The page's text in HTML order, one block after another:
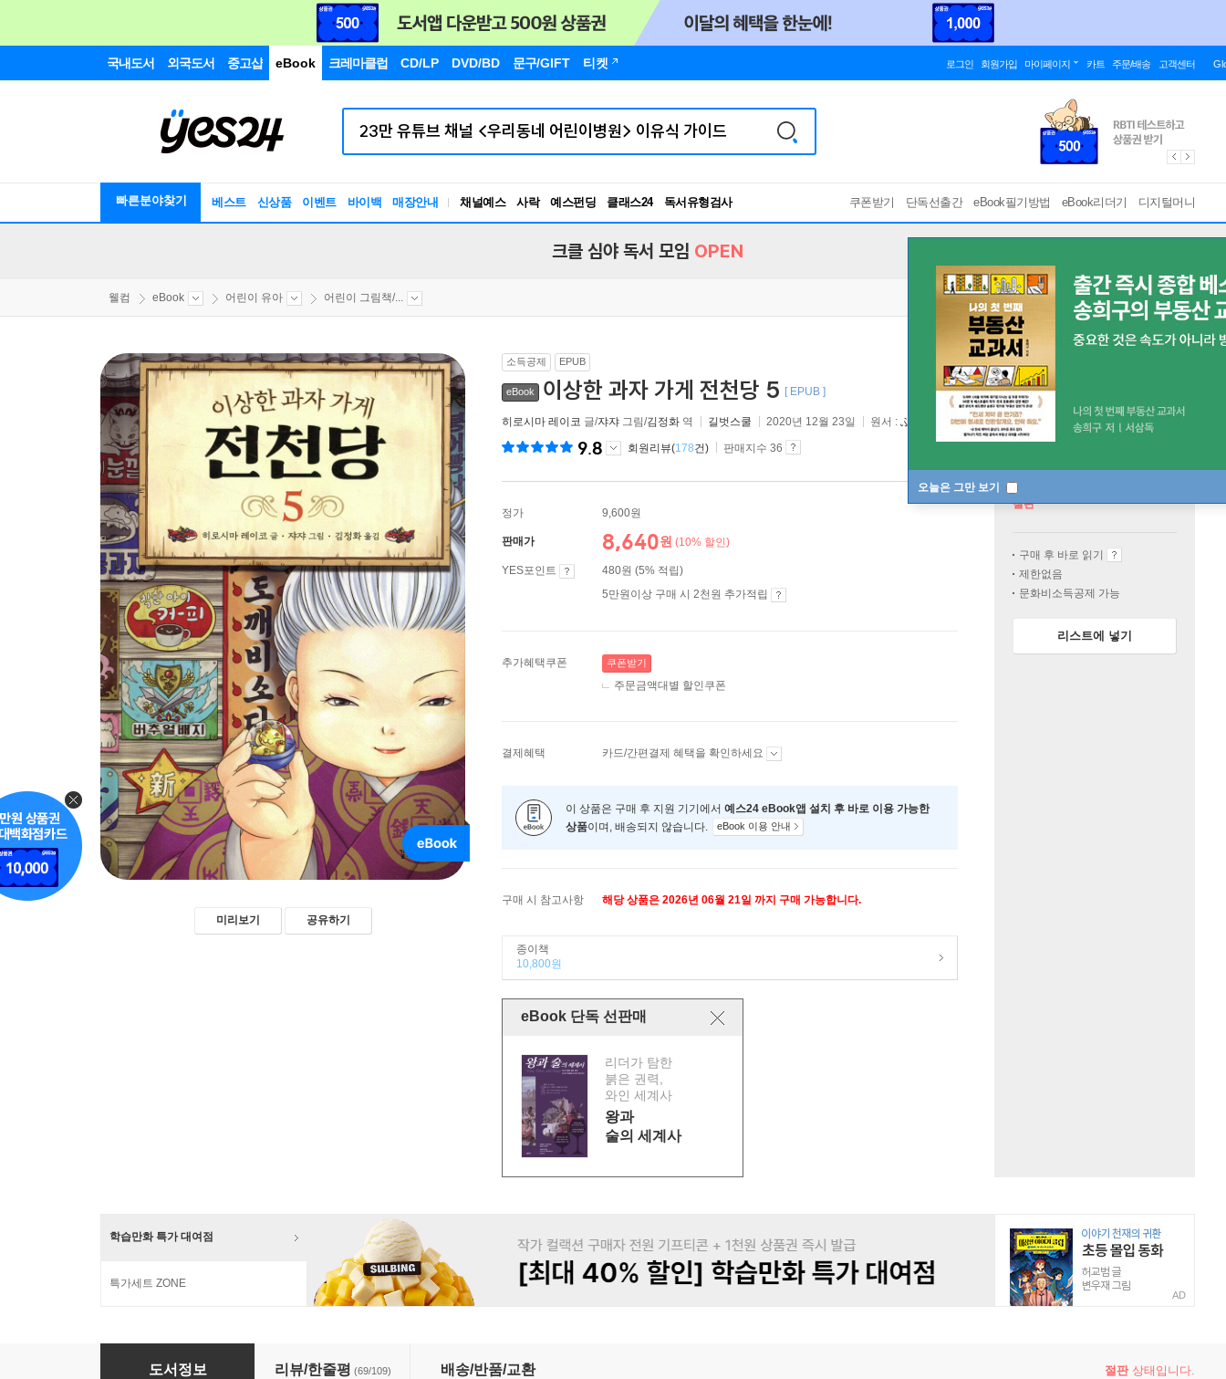
국내도서 외국도서 중고샵 eBook 크레마클럽 CD/LP DVD/BD 문구/GIFT 티켓 로그인 회원가입 마이페이지 카트 주문/배송 고객센터
빠른분야찾기 베스트 신상품 이벤트 바이백 매장안내 채널예스 사락 예스펀딩 클래스24
독서유형검사
RBTI Lab
쿠폰받기 단독선출간 eBook필기방법 eBook리더기 디지털머니
오늘은 그만 보기
크클 심야 독서 모임 OPEN
웰컴 eBook 어린이 유아 어린이 그림책/...
미리보기 공유하기
소득공제 EPUB
eBook 이상한 과자 가게 전천당 5 [ EPUB ]
히로시마 레이코 글/쟈쟈 그림/김정화 역 길벗스쿨 2020년 12월 23일 원서 : ふしぎ馱菓子屋 錢天堂(5)
9.8 회원리뷰(178건) 판매지수 36
정가 9,600원
판매가 8,640원 (10% 할인)
YES포인트
480원 (5% 적립)
5만원이상 구매 시 2천원 추가적립
추가혜택쿠폰 쿠폰받기
주문금액대별 할인쿠폰
결제혜택 카드/간편결제 혜택을 확인하세요
이 상품은 구매 후 지원 기기에서 예스24 eBook앱 설치 후 바로 이용 가능한
상품이며, 배송되지 않습니다. eBook 이용 안내
구매 시 참고사항 해당 상품은 2026년 06월 21일 까지 구매 가능합니다.
종이책
10,800원
eBook 단독 선판매
리더가 탐한
붉은 권력,
와인 세계사
왕과
술의 세계사
절판
구매 후 바로 읽기
제한없음
문화비소득공제 가능
리스트에 넣기
학습만화 특가 대여점
특가세트 ZONE
AD
이상한 과자 가게 전천당 5
도서정보 리뷰/한줄평 (69/109) 배송/반품/교환 절판상태입니다.